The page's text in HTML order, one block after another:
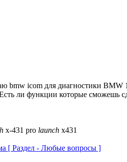
bmw icom для диагностики BMW
ли функции которые сможешь
x-431 pro launch x431
[ Раздел - Любые вопросы ]